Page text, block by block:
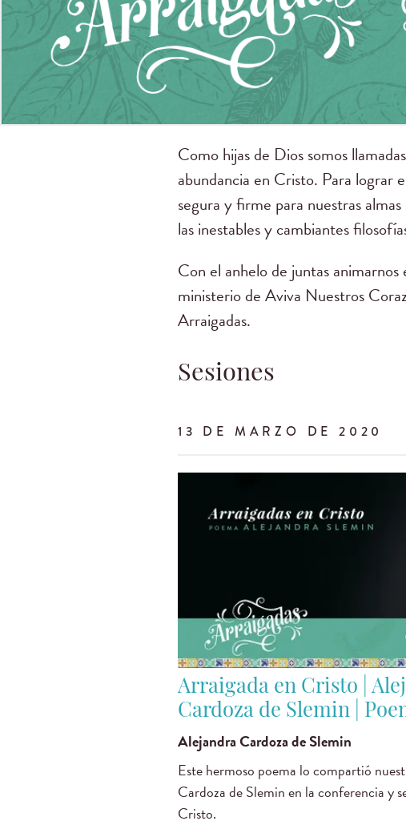
Como hijas de Dios somos
abundancia en Cristo. Para lograr
segura y firme para nuestras
las inestables y cambiantes
Con el anhelo de juntas
ministerio de Aviva Nuestros
Arraigadas.
Sesiones
13 DE MARZO DE 2020
Arraigada en Cristo |
Cardoza de Slemin |
Alejandra Cardoza de Slemin
Este hermoso poema lo compartió
Cardoza de Slemin en la conferencia y
Cristo.